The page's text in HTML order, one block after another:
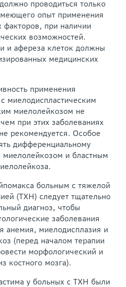
проводиться только
опыт применения
при наличии
возможностей.
и афереза клеток должны
медицинских
применения
миелодиспластическим
миелолейкозом не
при этих заболеваниях
рекомендуется. Особое
дифференциальному
и бластным
больным с тяжелой
(ТХН) следует тщательно
диагноз, чтобы
заболевания
анемия, миелодисплазия и
(перед началом терапии
морфологический и
костного мозга).
у больных с ТХН были